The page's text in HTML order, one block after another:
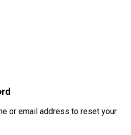
or email address to reset your